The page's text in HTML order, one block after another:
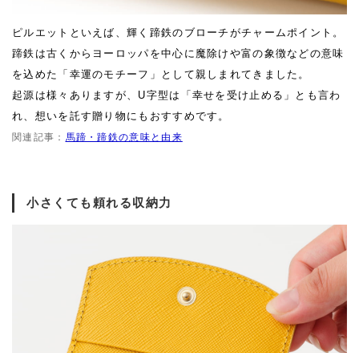
ピルエットといえば、輝く蹄鉄のブローチがチャームポイント。
蹄鉄は古くからヨーロッパを中心に魔除けや富の象徴などの意味
を込めた「幸運のモチーフ」として親しまれてきました。
起源は様々ありますが、U字型は「幸せを受け止める」とも言わ
れ、想いを託す贈り物にもおすすめです。
関連記事： 馬蹄・蹄鉄の意味と由来
小さくても頼れる収納力